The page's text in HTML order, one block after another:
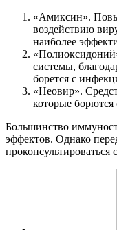
«Амиксин».
воздействию
наиболее
системы,
борется с
«Неовир».
которые
Большинство
эффектов. Однако
проконсультироваться